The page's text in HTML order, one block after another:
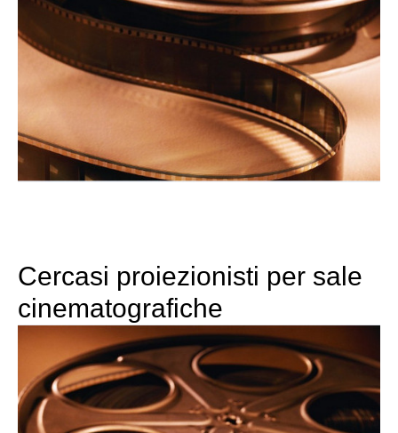
Cercasi proiezionisti per sale
cinematografiche